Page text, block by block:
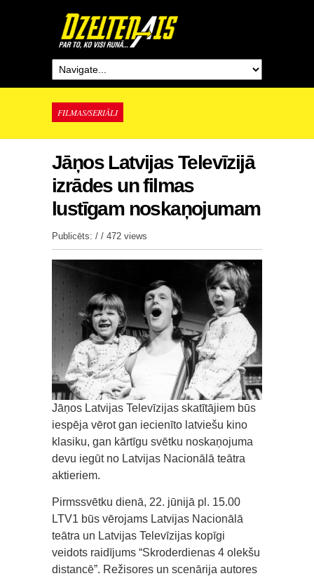
FILMAS/SERIĀLI
Jāņos Latvijas Televīzijā
izrādes un filmas
lustīgam noskaņojumam
Publicēts: / / 472 views
Jāņos Latvijas Televīzijas skatītājiem būs
iespēja vērot gan iecienīto latviešu kino
klasiku, gan kārtīgu svētku noskaņojuma
devu iegūt no Latvijas Nacionālā teātra
aktieriem.
Pirmssvētku dienā, 22. jūnijā pl. 15.00
LTV1 būs vērojams Latvijas Nacionālā
teātra un Latvijas Televīzijas kopīgi
veidots raidījums “Skroderdienas 4 olekšu
distancē”. Režisores un scenārija autores